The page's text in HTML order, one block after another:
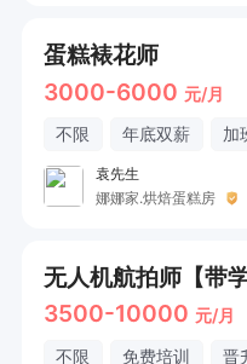
蛋糕裱花师
3000-6000 元/月
不限 年底双薪 加
袁先生
娜娜家.烘焙蛋糕房
无人机航拍师【带学
3500-10000 元/月
不限 免费培训 晋